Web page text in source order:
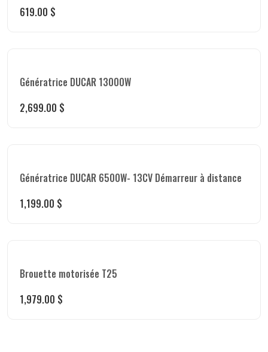
619.00 $
Génératrice DUCAR 13000W
2,699.00 $
Génératrice DUCAR 6500W- 13CV Démarreur à distance
1,199.00 $
Brouette motorisée T25
1,979.00 $